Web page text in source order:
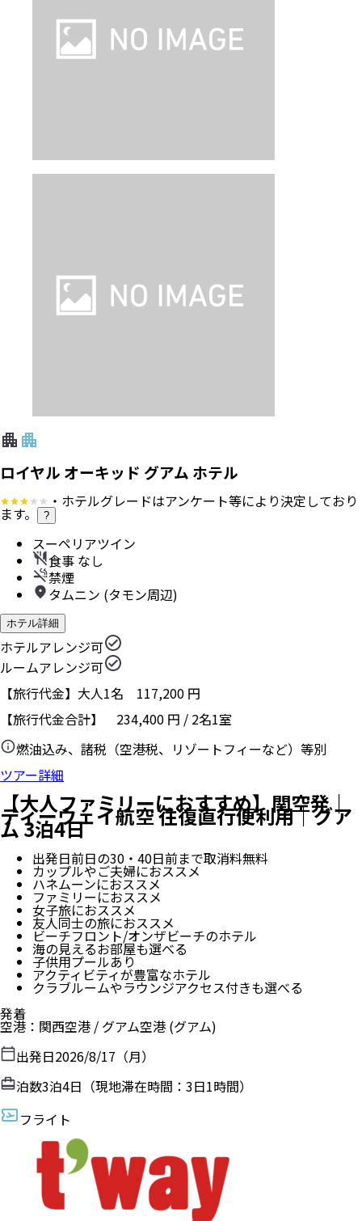
ロイヤル オーキッド グアム ホテル
・ホテルグレードはアンケート等により決定しており
ます。 ?
スーペリアツイン
食事 なし
禁煙
タムニン (タモン周辺)
ホテル詳細
ホテルアレンジ可
ルームアレンジ可
【旅行代金】大人1名 117,200 円
【旅行代金合計】 234,400 円 / 2名1室
燃油込み、諸税（空港税、リゾートフィーなど）等別
ツアー詳細
【大人ファミリーにおすすめ】関空発｜
ティーウェイ航空 往復直行便利用｜グア
ム 3泊4日
出発日前日の30・40日前まで取消料無料
カップルやご夫婦におススメ
ハネムーンにおススメ
ファミリーにおススメ
女子旅におススメ
友人同士の旅におススメ
ビーチフロント/オンザビーチのホテル
海の見えるお部屋も選べる
子供用プールあり
アクティビティが豊富なホテル
クラブルームやラウンジアクセス付きも選べる
発着
空港 ： 関西空港 / グアム空港 (グアム)
出発日2026/8/17（月）
泊数3泊4日（現地滞在時間： 3日1時間）
フライト